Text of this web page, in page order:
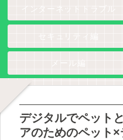
デジタルでペット
アのためのペット